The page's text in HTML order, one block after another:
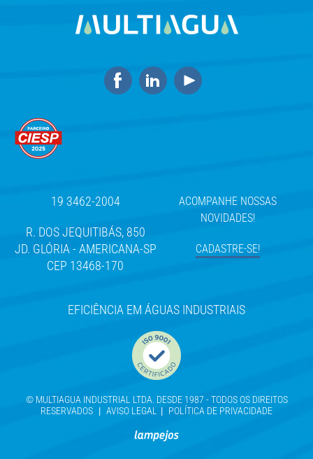
19 3462-2004
R. DOS JEQUITIBÁS, 850
JD. GLÓRIA - AMERICANA-SP
CEP 13468-170
ACOMPANHE NOSSAS
NOVIDADES!
CADASTRE-SE!
EFICIÊNCIA EM ÁGUAS INDUSTRIAIS
© MULTIAGUA INDUSTRIAL LTDA. DESDE 1987 - TODOS OS DIREITOS
RESERVADOS | AVISO LEGAL | POLÍTICA DE PRIVACIDADE